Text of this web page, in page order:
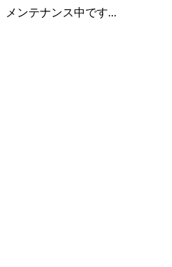
メンテナンス中です...